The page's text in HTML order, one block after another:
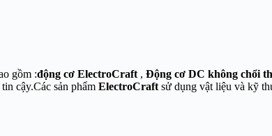
gồm :động cơ ElectroCraft , Động cơ DC không chổi
cậy.Các sản phẩm ElectroCraft sử dụng vật liệu và kỹ